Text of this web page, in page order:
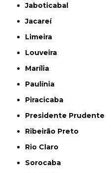
Jaboticabal
Jacareí
Limeira
Louveira
Marília
Paulínia
Piracicaba
Presidente Prudente
Ribeirão Preto
Rio Claro
Sorocaba